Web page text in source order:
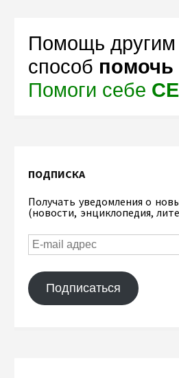
Помощь
способ помочь
Помоги себе
ПОДПИСКА
Получать уведомления о
(новости, энциклопедия,
Подписаться